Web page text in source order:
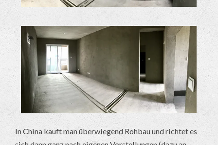
In China kauft man überwiegend Rohbau und richtet es